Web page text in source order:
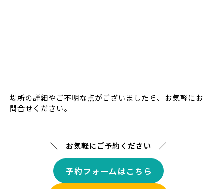
場所の詳細やご不明な点がございましたら、お気軽にお
問合せください。
＼ お気軽にご予約ください ／
予約フォームはこちら